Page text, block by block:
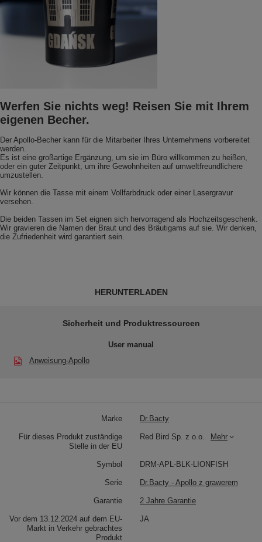
Werfen Sie nichts weg! Reisen Sie mit Ihrem
eigenen Becher.
Der Apollo-Becher kann für die Mitarbeiter Ihres Unternehmens vorbereitet
werden.
Es ist eine großartige Ergänzung, um sie im Büro willkommen zu heißen,
oder ein guter Zeitpunkt, um ihre Gewohnheiten auf umweltfreundlichere
umzustellen.
Wir können die Tasse mit einem Vollfarbdruck oder einer Lasergravur
versehen.
Die beiden Tassen im Set eignen sich hervorragend als Hochzeitsgeschenk.
Wir gravieren die Namen der Braut und des Bräutigams auf sie. Wir denken,
die Zufriedenheit wird garantiert sein.
HERUNTERLADEN
Sicherheit und Produktressourcen
User manual
Anweisung-Apollo
Marke Dr.Bacty
Für dieses Produkt zuständige
Stelle in der EU
Red Bird Sp. z o.o. Mehr
Symbol DRM-APL-BLK-LIONFISH
Serie Dr.Bacty - Apollo z grawerem
Garantie 2 Jahre Garantie
Vor dem 13.12.2024 auf dem EU-
Markt in Verkehr gebrachtes
Produkt
JA